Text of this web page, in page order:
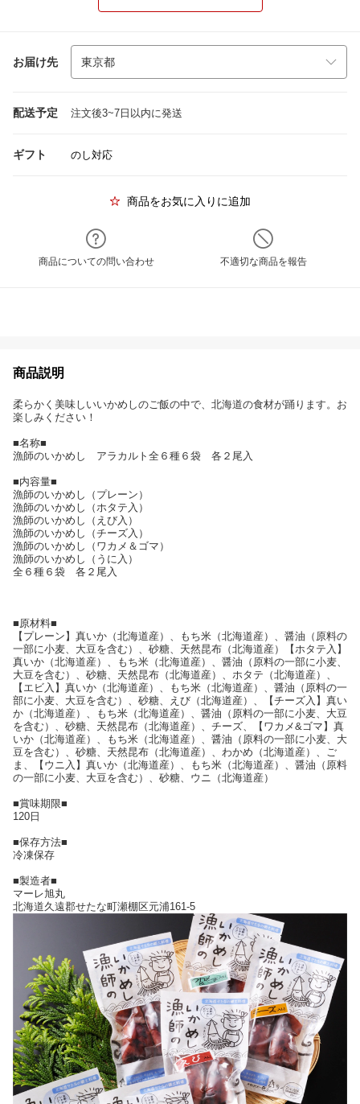
お届け先
配送予定 注文後3~7日以内に発送
ギフト のし対応
商品をお気に入りに追加
商品についての問い合わせ 不適切な商品を報告
商品説明
柔らかく美味しいいかめしのご飯の中で、北海道の食材が踊ります。お
楽しみください！
■名称■
漁師のいかめし アラカルト全６種６袋 各２尾入
■内容量■
漁師のいかめし（プレーン）
漁師のいかめし（ホタテ入）
漁師のいかめし（えび入）
漁師のいかめし（チーズ入）
漁師のいかめし（ワカメ＆ゴマ）
漁師のいかめし（うに入）
全６種６袋 各２尾入
■原材料■
【プレーン】真いか（北海道産）、もち米（北海道産）、醤油（原料の
一部に小麦、大豆を含む）、砂糖、天然昆布（北海道産）【ホタテ入】
真いか（北海道産）、もち米（北海道産）、醤油（原料の一部に小麦、
大豆を含む）、砂糖、天然昆布（北海道産）、ホタテ（北海道産）、
【エビ入】真いか（北海道産）、もち米（北海道産）、醤油（原料の一
部に小麦、大豆を含む）、砂糖、えび（北海道産）、【チーズ入】真い
か（北海道産）、もち米（北海道産）、醤油（原料の一部に小麦、大豆
を含む）、砂糖、天然昆布（北海道産）、チーズ、【ワカメ&ゴマ】真
いか（北海道産）、もち米（北海道産）、醤油（原料の一部に小麦、大
豆を含む）、砂糖、天然昆布（北海道産）、わかめ（北海道産）、ご
ま、【ウニ入】真いか（北海道産）、もち米（北海道産）、醤油（原料
の一部に小麦、大豆を含む）、砂糖、ウニ（北海道産）
■賞味期限■
120日
■保存方法■
冷凍保存
■製造者■
マーレ旭丸
北海道久遠郡せたな町瀬棚区元浦161-5